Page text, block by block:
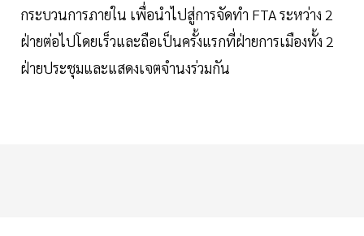
กระบวนการภายใน เพื่อนำไปสู่การจัดทำ FTA ระหว่าง 2
ฝ่ายต่อไปโดยเร็วและถือเป็นครั้งแรกที่ฝ่ายการเมืองทั้ง 2
ฝ่ายประชุมและแสดงเจตจำนงร่วมกัน